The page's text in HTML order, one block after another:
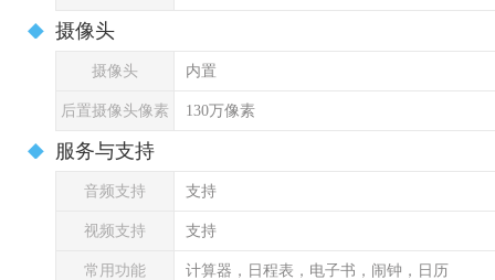
摄像头
摄像头 内置
后置摄像头像素 130万像素
服务与支持
音频支持 支持
视频支持 支持
常用功能 计算器，日程表，电子书，闹钟，日历